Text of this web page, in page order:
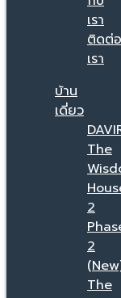
เรา
ติดต่อ
เรา
บ้าน
เดี่ยว
The
2
2
The